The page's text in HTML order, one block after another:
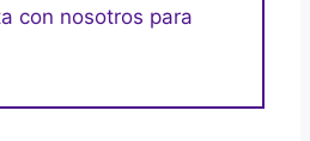
con nosotros para